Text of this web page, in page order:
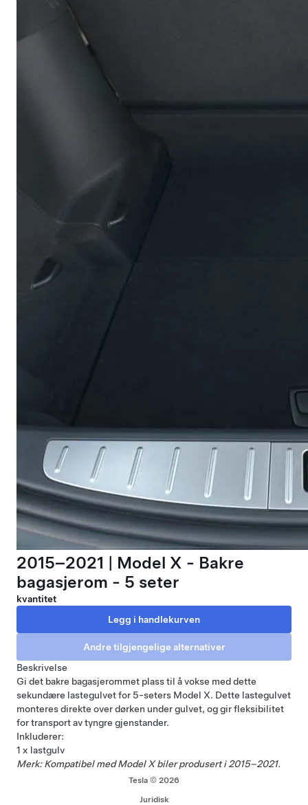
2015–2021 | Model X - Bakre
bagasjerom - 5 seter
kvantitet
Beskrivelse
Gi det bakre bagasjerommet plass til å vokse med dette
sekundære lastegulvet for 5-seters Model X. Dette lastegulvet
monteres direkte over dørken under gulvet, og gir fleksibilitet
for transport av tyngre gjenstander.
Inkluderer:
1 x lastgulv
Merk: Kompatibel med Model X biler produsert i 2015–2021.
Tesla © 2026
Juridisk